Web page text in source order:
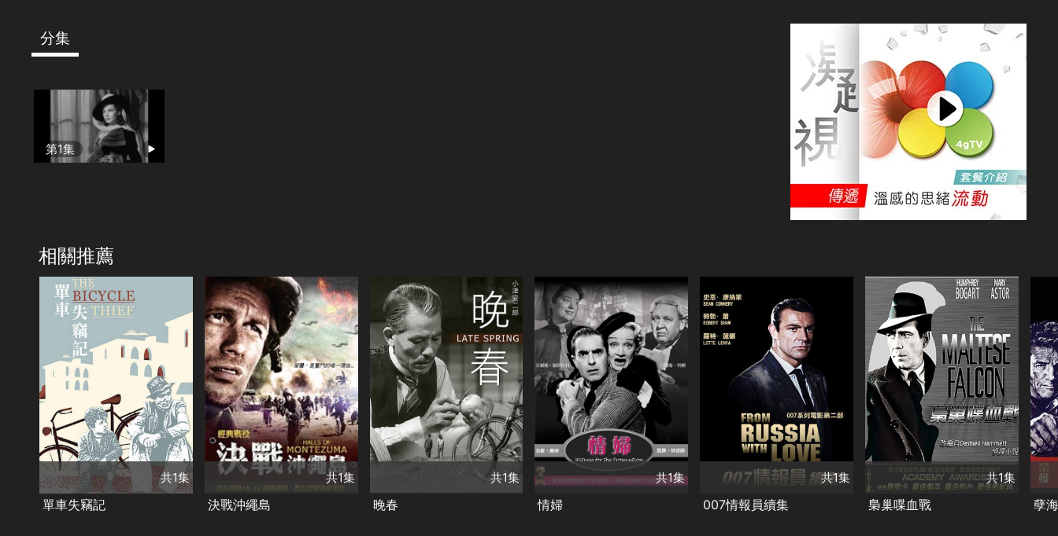
分集
第1集
相關推薦
共1集
演員
蘭貝托馬喬拉尼
莉安拉卡瑞爾
類別
劇情 經典 共1集
單車失竊記
共1集
演員
理查德威德馬克
雷金納德加德納
傑克帕蘭斯
類別
劇情 動作
經典
戰爭
共1集
決戰沖繩島
共1集
演員
原節子 笠智眾
類別
日本 共1集
晚春
共1集
演員
泰隆鮑華 查爾斯‧勞頓
類別
劇情 經典 共1集
情婦
共1集
史恩康納萊 羅特蓮娜
劇情 冒險
動作
經典
007系列 共1集
007情報員續集
共1集
演員
亨弗萊鮑嘉
瑪麗阿斯特
劇情 經典 共1集
梟巢喋血戰
演
畢
類
劇
孽